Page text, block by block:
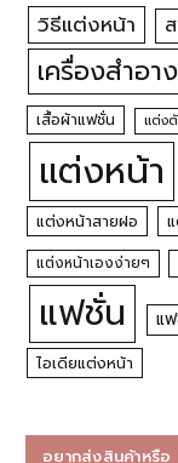
วิธีแต่งหน้า
เครื่องสำอาง
เสื้อผ้าแฟชั่น แต่ง
แต่งหน้า
แต่งหน้าสายฝอ
แต่งหน้าเองง่ายๆ
แฟชั่น แ
ไอเดียแต่งหน้า
อยากส่งสินค้าหรือ